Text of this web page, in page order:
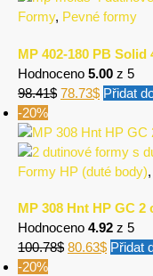
Formy, Pevné formy
MP 402-180 PB
Hodnoceno 5.00 z 5
98.41$ 78.73$ Přidat
-20%
Formy HP (duté body),
MP 308 Hnt HP GC 2
Hodnoceno 4.92 z 5
100.78$ 80.63$ Přidat
-20%